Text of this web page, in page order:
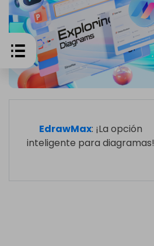
EdrawMax: ¡La opción
inteligente para diagramas!